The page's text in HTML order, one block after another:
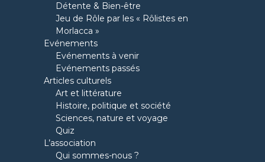
Détente & Bien-être
Jeu de Rôle par les « Rôlistes en
Morlacca »
Evénements
Evénements à venir
Evénements passés
Articles culturels
Art et littérature
Histoire, politique et société
Sciences, nature et voyage
Quiz
L’association
Qui sommes-nous ?